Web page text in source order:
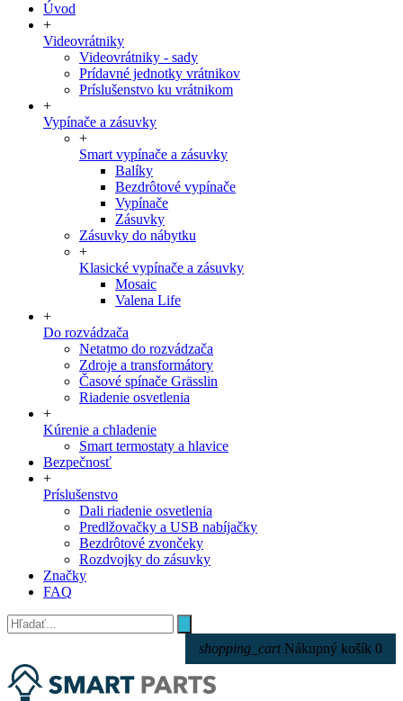
Úvod
+
Videovrátniky
Videovrátniky - sady
Prídavné jednotky vrátnikov
Príslušenstvo ku vrátnikom
+
Vypínače a zásuvky
+
Smart vypínače a zásuvky
Balíky
Bezdrôtové vypínače
Vypínače
Zásuvky
Zásuvky do nábytku
+
Klasické vypínače a zásuvky
Mosaic
Valena Life
+
Do rozvádzača
Netatmo do rozvádzača
Zdroje a transformátory
Časové spínače Grässlin
Riadenie osvetlenia
+
Kúrenie a chladenie
Smart termostaty a hlavice
Bezpečnosť
+
Príslušenstvo
Dali riadenie osvetlenia
Predlžovačky a USB nabíjačky
Bezdrôtové zvončeky
Rozdvojky do zásuvky
Značky
FAQ
shopping_cart Nákupný košík 0